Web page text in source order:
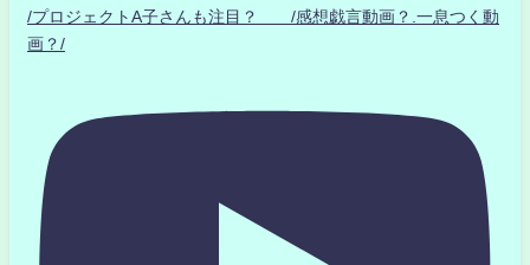
/プロジェクトA子さんも注目？ /感想戯言動画？.一息つく動
画？/